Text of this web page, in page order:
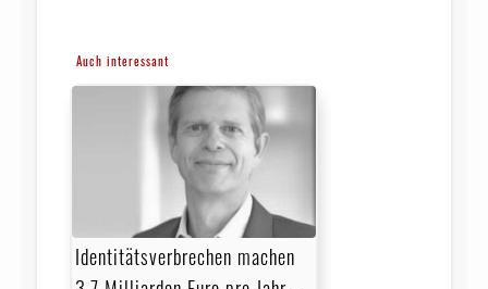
Auch interessant
Identitätsverbrechen machen